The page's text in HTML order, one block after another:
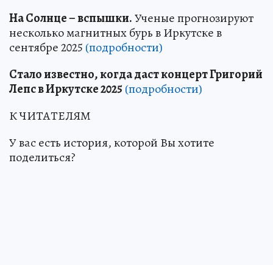
На Солнце – вспышки.Ученые прогнозируют
несколько магнитных бурь в Иркутске в
сентябре 2025 (подробности)
Стало известно, когда даст концерт Григорий
Лепс в Иркутске 2025 (подробности)
К ЧИТАТЕЛЯМ
У вас есть история, которой Вы хотите
поделиться?